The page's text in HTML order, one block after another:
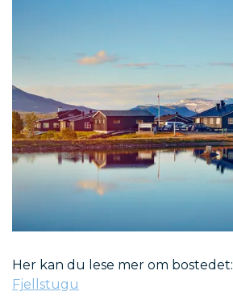
Her kan du lese mer om bostedet:
Fjellstugu